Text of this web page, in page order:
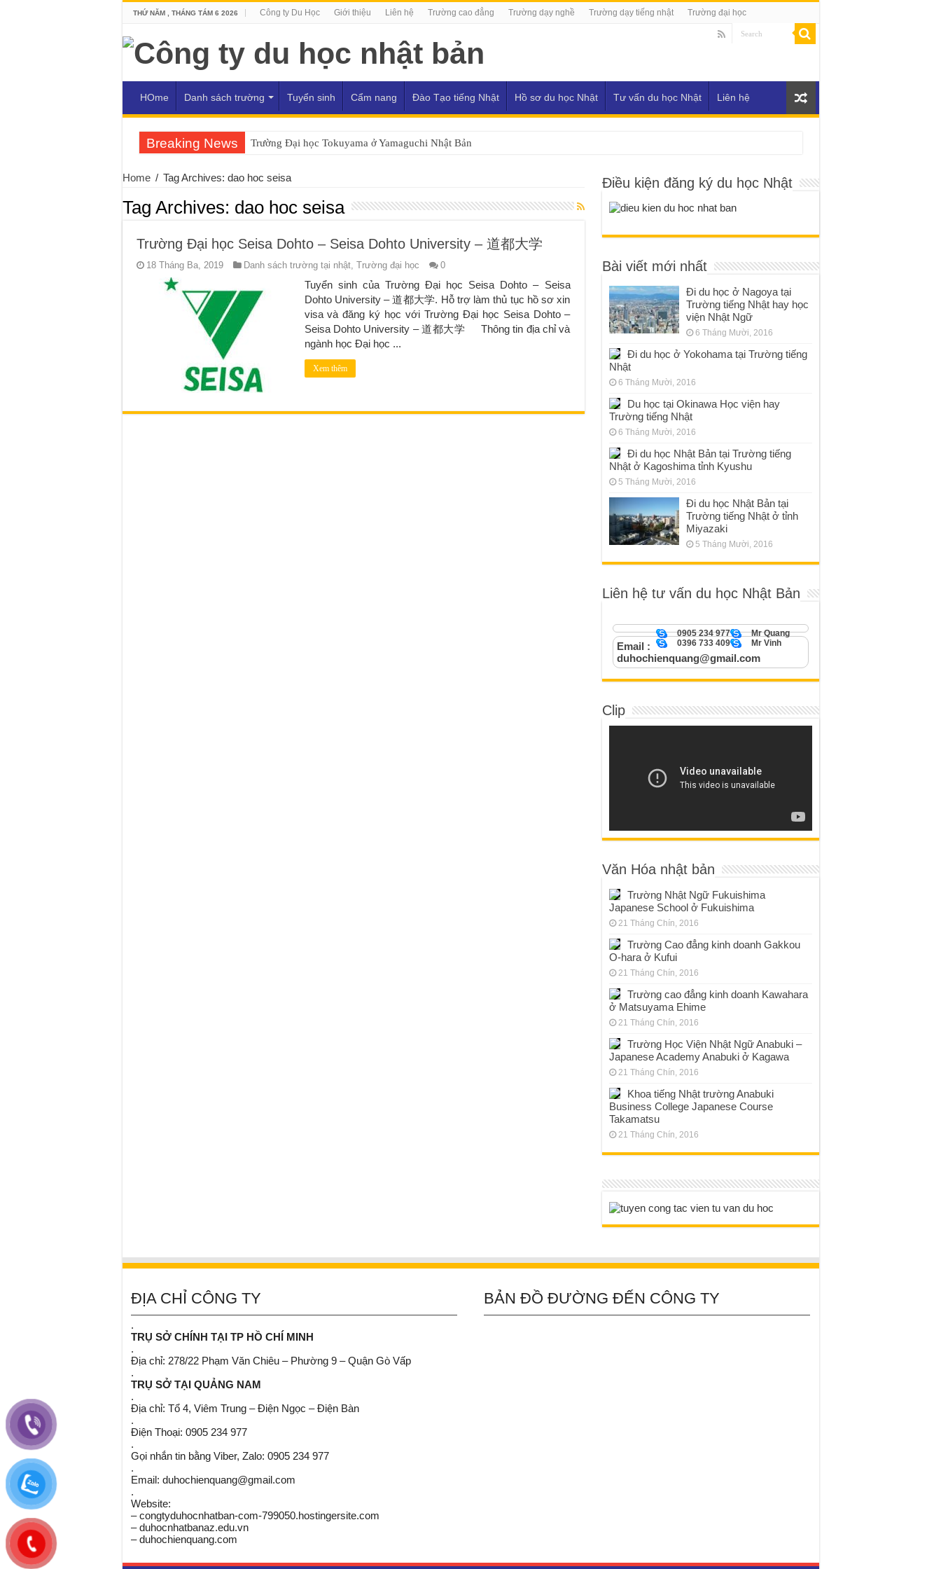
THỨ NĂM , THÁNG TÁM 6 2026 Công ty Du Học Giới thiệu Liên hệ Trường cao đẳng Trường dạy nghề Trường dạy tiếng nhật Trường đại học
HOme Danh sách trường Tuyển sinh Cẩm nang Đào Tạo tiếng Nhật Hồ sơ du học Nhật Tư vấn du học Nhật Liên hệ
Breaking News Trường Đại học Tokuyama ở Yamaguchi Nhật Bản
Home / Tag Archives: dao hoc seisa
Tag Archives: dao hoc seisa
Trường Đại học Seisa Dohto – Seisa Dohto University – 道都大学
18 Tháng Ba, 2019 Danh sách trường tại nhật, Trường đại học 0
Tuyển sinh của Trường Đại học Seisa Dohto – Seisa
Dohto University – 道都大学. Hỗ trợ làm thủ tục hồ sơ xin
visa và đăng ký học với Trường Đại học Seisa Dohto –
Seisa Dohto University – 道都大学 Thông tin địa chỉ và
ngành học Đại học ...
Xem thêm
Điều kiện đăng ký du học Nhật
Bài viết mới nhất
Đi du học ở Nagoya tại
Trường tiếng Nhật hay học
viện Nhật Ngữ
6 Tháng Mười, 2016
Đi du học ở Yokohama tại Trường tiếng
Nhật
6 Tháng Mười, 2016
Du học tại Okinawa Học viện hay
Trường tiếng Nhật
6 Tháng Mười, 2016
Đi du học Nhật Bản tại Trường tiếng
Nhật ở Kagoshima tỉnh Kyushu
5 Tháng Mười, 2016
Đi du học Nhật Bản tại
Trường tiếng Nhật ở tỉnh
Miyazaki
5 Tháng Mười, 2016
Liên hệ tư vấn du học Nhật Bản
Mr Quang
0905 234 977
Mr Vinh
0396 733 409
Email :
duhochienquang@gmail.com
Clip
Văn Hóa nhật bản
Trường Nhật Ngữ Fukuishima
Japanese School ở Fukuishima
21 Tháng Chín, 2016
Trường Cao đẳng kinh doanh Gakkou
O-hara ở Kufui
21 Tháng Chín, 2016
Trường cao đẳng kinh doanh Kawahara
ở Matsuyama Ehime
21 Tháng Chín, 2016
Trường Học Viện Nhật Ngữ Anabuki –
Japanese Academy Anabuki ở Kagawa
21 Tháng Chín, 2016
Khoa tiếng Nhật trường Anabuki
Business College Japanese Course
Takamatsu
21 Tháng Chín, 2016
ĐỊA CHỈ CÔNG TY
.
TRỤ SỞ CHÍNH TẠI TP HỒ CHÍ MINH
.
Địa chỉ: 278/22 Phạm Văn Chiêu – Phường 9 – Quận Gò Vấp
.
TRỤ SỞ TẠI QUẢNG NAM
.
Địa chỉ: Tổ 4, Viêm Trung – Điện Ngọc – Điện Bàn
.
Điện Thoại: 0905 234 977
.
Gọi nhắn tin bằng Viber, Zalo: 0905 234 977
.
Email: duhochienquang@gmail.com
.
Website:
– congtyduhocnhatban-com-799050.hostingersite.com
– duhocnhatbanaz.edu.vn
– duhochienquang.com
BẢN ĐỒ ĐƯỜNG ĐẾN CÔNG TY